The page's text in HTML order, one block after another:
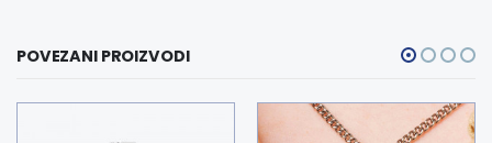
POVEZANI PROIZVODI